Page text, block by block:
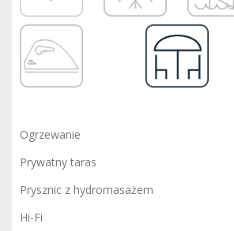
Ogrzewanie
Prywatny taras
Prysznic z hydromasażem
Hi-Fi